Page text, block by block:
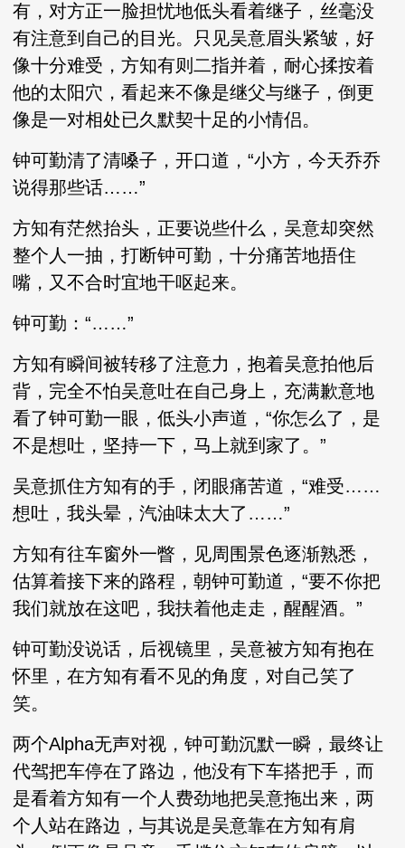
有，对方正一脸担忧地低头看着继子，丝毫没
有注意到自己的目光。只见吴意眉头紧皱，好
像十分难受，方知有则二指并着，耐心揉按着
他的太阳穴，看起来不像是继父与继子，倒更
像是一对相处已久默契十足的小情侣。
钟可勤清了清嗓子，开口道，“小方，今天乔乔
说得那些话……”
方知有茫然抬头，正要说些什么，吴意却突然
整个人一抽，打断钟可勤，十分痛苦地捂住
嘴，又不合时宜地干呕起来。
钟可勤：“……”
方知有瞬间被转移了注意力，抱着吴意拍他后
背，完全不怕吴意吐在自己身上，充满歉意地
看了钟可勤一眼，低头小声道，“你怎么了，是
不是想吐，坚持一下，马上就到家了。”
吴意抓住方知有的手，闭眼痛苦道，“难受……
想吐，我头晕，汽油味太大了……”
方知有往车窗外一瞥，见周围景色逐渐熟悉，
估算着接下来的路程，朝钟可勤道，“要不你把
我们就放在这吧，我扶着他走走，醒醒酒。”
钟可勤没说话，后视镜里，吴意被方知有抱在
怀里，在方知有看不见的角度，对自己笑了
笑。
两个Alpha无声对视，钟可勤沉默一瞬，最终让
代驾把车停在了路边，他没有下车搭把手，而
是看着方知有一个人费劲地把吴意拖出来，两
个人站在路边，与其说是吴意靠在方知有肩